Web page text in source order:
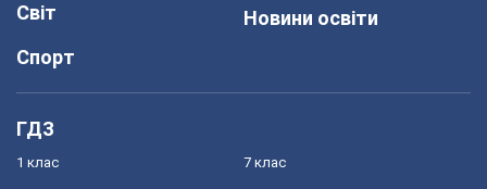
Світ
Спорт
Новини освіти
ГДЗ
1 клас 7 клас